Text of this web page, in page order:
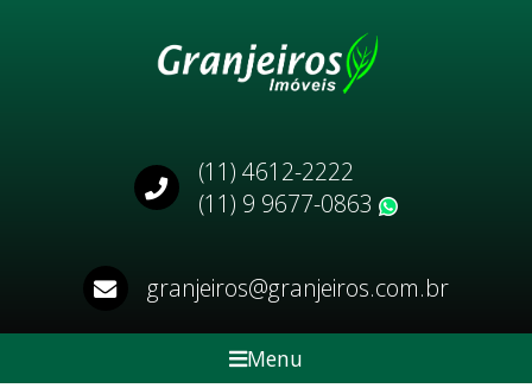
(11) 4612-2222
(11) 9 9677-0863
granjeiros@granjeiros.com.br
Menu